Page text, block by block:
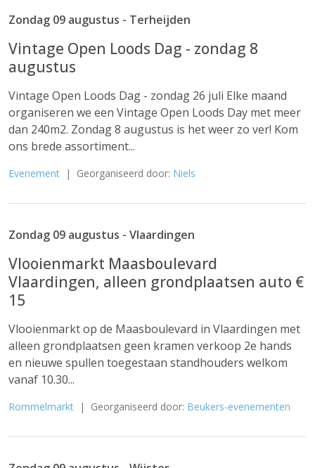
Zondag 09 augustus - Terheijden
Vintage Open Loods Dag - zondag 8
augustus
Vintage Open Loods Dag - zondag 26 juli Elke maand
organiseren we een Vintage Open Loods Day met meer
dan 240m2. Zondag 8 augustus is het weer zo ver! Kom
ons brede assortiment...
Evenement | Georganiseerd door: Niels
Zondag 09 augustus - Vlaardingen
Vlooienmarkt Maasboulevard
Vlaardingen, alleen grondplaatsen auto €
15
Vlooienmarkt op de Maasboulevard in Vlaardingen met
alleen grondplaatsen geen kramen verkoop 2e hands
en nieuwe spullen toegestaan standhouders welkom
vanaf 10.30...
Rommelmarkt | Georganiseerd door: Beukers-evenementen